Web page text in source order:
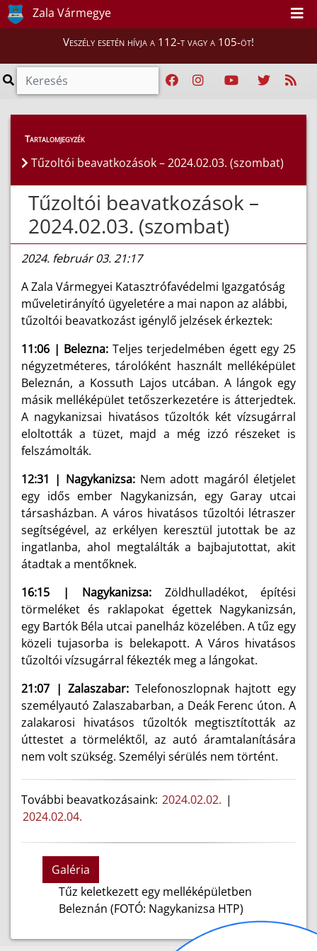
Zala Vármegye
Veszély esetén hívja a 112-t vagy a 105-öt!
Híreink > Hírek
Tartalomjegyzék
Tűzoltói beavatkozások – 2024.02.03. (szombat)
Tűzoltói beavatkozások –
2024.02.03. (szombat)
2024. február 03. 21:17
A Zala Vármegyei Katasztrófavédelmi Igazgatóság
műveletirányító ügyeletére a mai napon az alábbi,
tűzoltói beavatkozást igénylő jelzések érkeztek:
11:06 | Belezna: Teljes terjedelmében égett egy 25
négyzetméteres, tárolóként használt melléképület
Beleznán, a Kossuth Lajos utcában. A lángok egy
másik melléképület tetőszerkezetére is átterjedtek.
A nagykanizsai hivatásos tűzoltók két vízsugárral
eloltották a tüzet, majd a még izzó részeket is
felszámolták.
12:31 | Nagykanizsa:Nem adott magáról életjelet
egy idős ember Nagykanizsán, egy Garay utcai
társasházban. A város hivatásos tűzoltói létraszer
segítségével, az erkélyen keresztül jutottak be az
ingatlanba, ahol megtalálták a bajbajutottat, akit
átadtak a mentőknek.
16:15 | Nagykanizsa: Zöldhulladékot, építési
törmeléket és raklapokat égettek Nagykanizsán,
egy Bartók Béla utcai panelház közelében. A tűz egy
közeli tujasorba is belekapott. A Város hivatásos
tűzoltói vízsugárral fékezték meg a lángokat.
21:07 | Zalaszabar: Telefonoszlopnak hajtott egy
személyautó Zalaszabarban, a Deák Ferenc úton. A
zalakarosi hivatásos tűzoltók megtisztították az
úttestet a törmeléktől, az autó áramtalanítására
nem volt szükség. Személyi sérülés nem történt.
További beavatkozásaink: 2024.02.02. |
2024.02.04.
Galéria
Tűz keletkezett egy melléképületben
Beleznán (FOTÓ: Nagykanizsa HTP)